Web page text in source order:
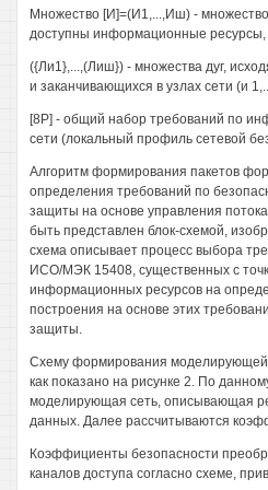
Множество [И]=(И1,...,Иш) - множество
доступны информационные ресурсы,
({Ли1},...,(Лиш}) - множества дуг,
и заканчивающихся в узлах сети (и
[8Р] - общий набор требований по
сети (локальный профиль сетевой
Алгоритм формирования пакетов
определения требований по
защиты на основе управления
быть представлен блок-схемой,
схема описывает процесс выбора
ИСО/МЭК 15408, существенных с
информационных ресурсов на
построения на основе этих
защиты.
Схему формирования моделирующей
как показано на рисунке 2. По
моделирующая сеть, описывающая
данных. Далее рассчитываются
Коэффициенты безопасности
каналов доступа согласно схеме,